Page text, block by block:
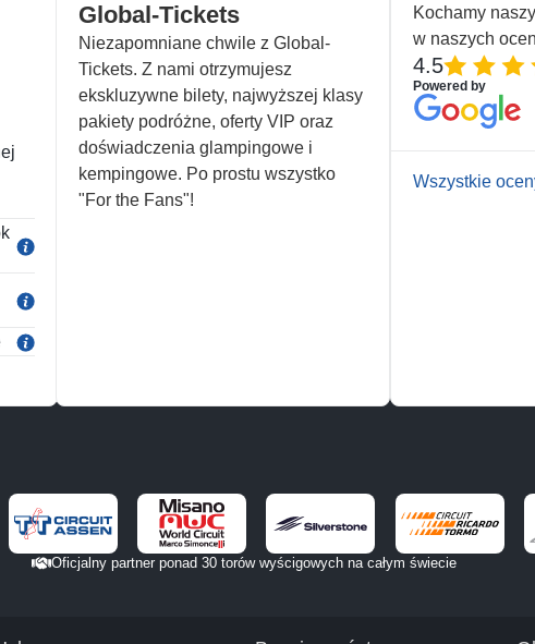
Global-Tickets
Niezapomniane chwile z Global-
Tickets. Z nami otrzymujesz
ekskluzywne bilety, najwyższej klasy
pakiety podróżne, oferty VIP oraz
doświadczenia glampingowe i
kempingowe. Po prostu wszystko
"For the Fans"!
Kochamy
w naszych
4.5
Powered by
Wszystkie
Oficjalny partner ponad 30 torów wyścigowych na całym świecie